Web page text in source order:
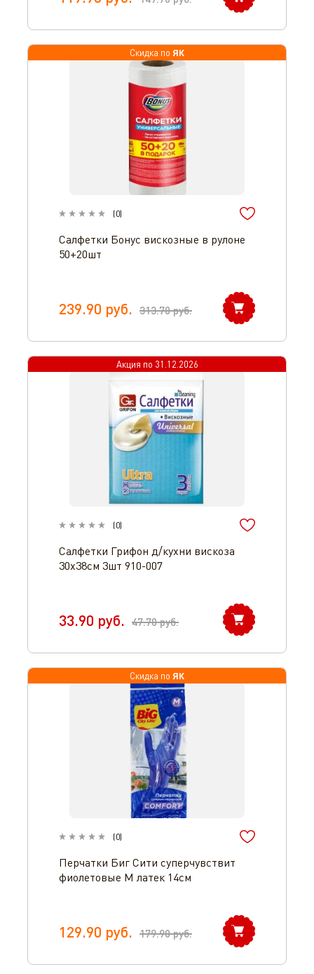
Скидка по ЯК
(0)
Салфетки Бонус вискозные в рулоне
50+20шт
239.90 руб. 313.70руб.
Акция по 31.12.2026
(0)
Салфетки Грифон д/кухни вискоза
30х38см 3шт 910-007
33.90 руб. 47.70руб.
Скидка по ЯК
(0)
Перчатки Биг Сити суперчувствит
фиолетовые M латек 14см
129.90 руб. 179.90руб.